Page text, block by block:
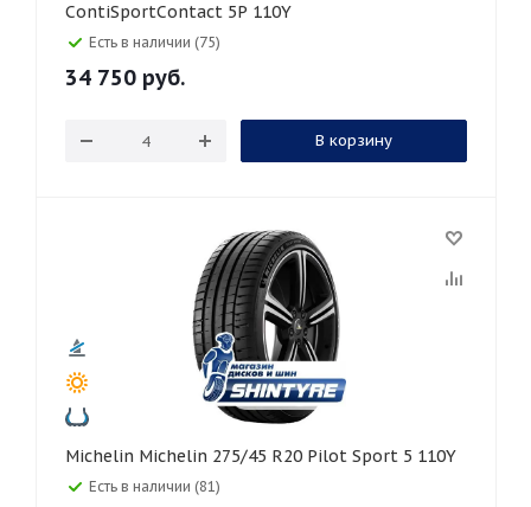
ContiSportContact 5P 110Y
Есть в наличии (75)
34 750 руб.
В корзину
Michelin Michelin 275/45 R20 Pilot Sport 5 110Y
Есть в наличии (81)